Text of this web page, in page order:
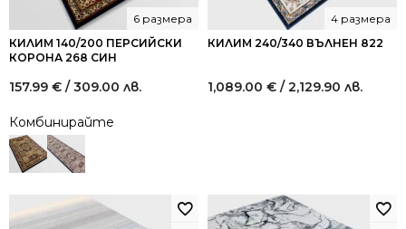
КИЛИМ 140/200 ПЕРСИЙСКИ
КОРОНА 268 СИН
6 размера
157.99 € / 309.00 лв.
Комбинирайте
КИЛИМ 240/340 ВЪЛНЕН 822
4 размера
1,089.00 € / 2,129.90 лв.